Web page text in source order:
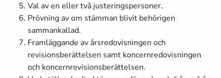
Val av en eller två justeringspersoner.
Prövning av om stämman blivit behörigen
sammankallad.
Framläggande av årsredovisningen och
revisionsberättelsen samt koncernredovisningen
och koncernrevisionsberättelsen.